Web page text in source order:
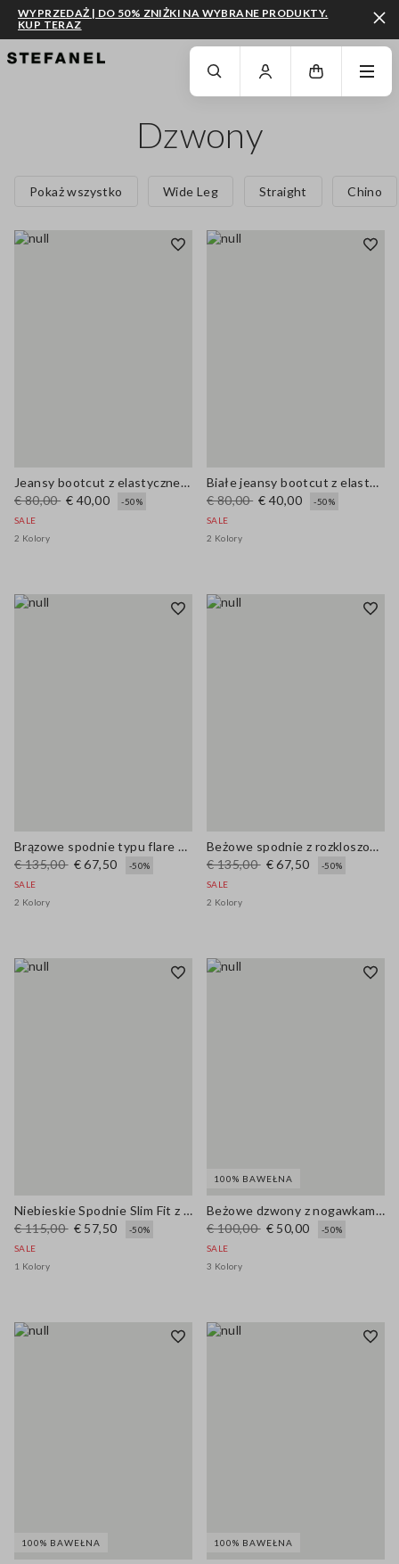
PRZEJDŹ DO GŁÓWNEJ TREŚCI PRZEWIŃ NA DÓŁ STRONY
WYPRZEDAŻ | DO 50% ZNIŻKI NA WYBRANE PRODUKTY.
KUP TERAZ
Dzwony
Pokaż wszystko Wide Leg Straight Chino
Jeansy bootcut z elastycznej niebieskiej bawełny
€ 80,00 € 40,00
-50%
SALE
2 Kolory
Białe jeansy bootcut z elastycznej bawełny
€ 80,00 € 40,00
-50%
SALE
2 Kolory
Brązowe spodnie typu flare z elastycznej bawełny
€ 135,00 € 67,50
-50%
SALE
2 Kolory
Beżowe spodnie z rozkloszowaną nogawką z elastycznej bawełny
€ 135,00 € 67,50
-50%
SALE
2 Kolory
Niebieskie Spodnie Slim Fit z Mieszanki Bawełny Elastycznej
€ 115,00 € 57,50
-50%
SALE
1 Kolory
100% BAWEŁNA
Beżowe dzwony z nogawkami regular fit z czystego bawełnianego denimu
€ 100,00 € 50,00
-50%
SALE
3 Kolory
100% BAWEŁNA 100% BAWEŁNA